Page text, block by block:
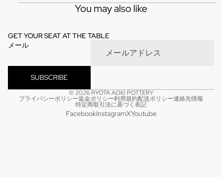
You may also like
GET YOUR SEAT AT THE TABLE
メール
SUBSCRIBE
© 2026 RYOTA AOKI POTTERY
プライバシーポリシー返金ポリシー利用規約配送ポリシー連絡先情報
特定商取引法に基づく表記
FacebookInstagramXYoutube